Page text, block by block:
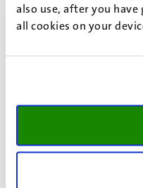
also use, after you
all cookies on your